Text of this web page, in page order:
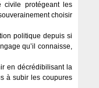
civile protégeant les
choisir
politique depuis si
qu’il connaisse,
en décrédibilisant la
à subir les coupures